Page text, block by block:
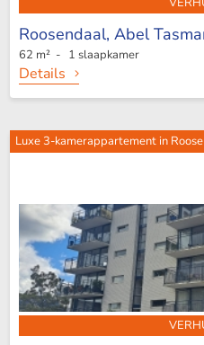
Roosendaal, Abel
62 m² - 1 slaapkamer
Details
Luxe 3-kamerappartement in